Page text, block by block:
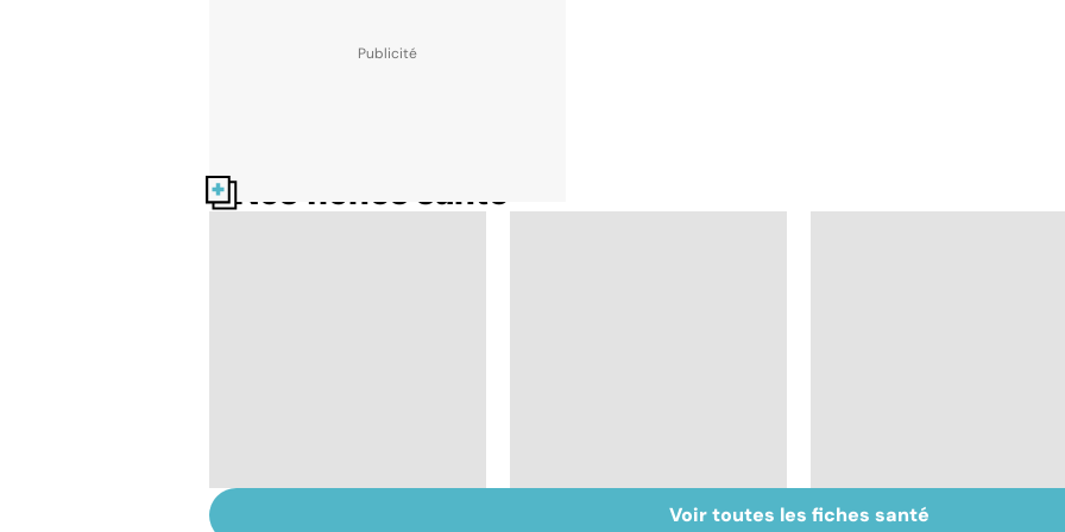
Nos fiches santé
Gynéco : un suivi Faire du sport à
Voir toutes les fiches santé